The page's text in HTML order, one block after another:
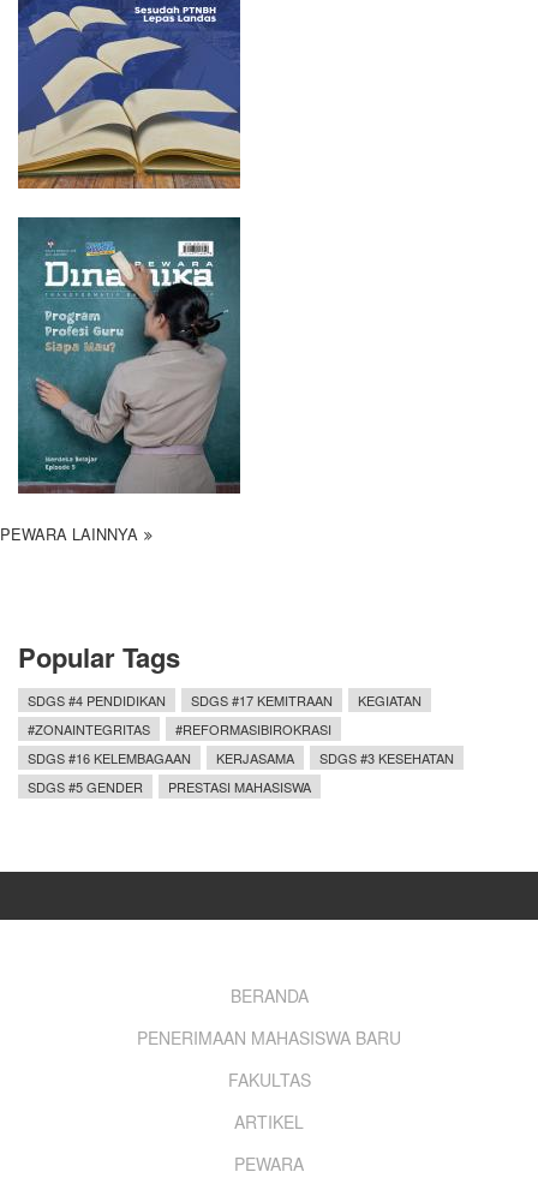
PEWARA LAINNYA
Popular Tags
SDGS #4 PENDIDIKAN SDGS #17 KEMITRAAN
KEGIATAN
#ZONAINTEGRITAS
#REFORMASIBIROKRASI
SDGS #16 KELEMBAGAAN
KERJASAMA
SDGS #3 KESEHATAN
SDGS #5 GENDER
PRESTASI MAHASISWA
BERANDA
PENERIMAAN MAHASISWA BARU
FAKULTAS
ARTIKEL
PEWARA